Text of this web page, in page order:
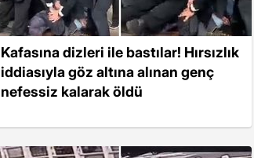
Kafasına dizleri ile bastılar! Hırsızlık
iddiasıyla göz altına alınan genç
nefessiz kalarak öldü